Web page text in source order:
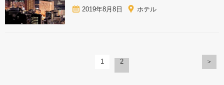
2019年8月8日 ホテル
1 2 ＞